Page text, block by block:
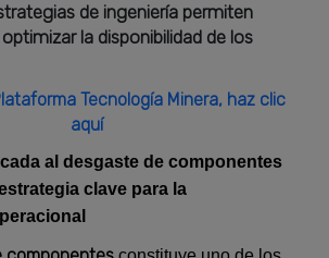
de ingeniería permiten
la disponibilidad de los
Tecnología Minera, haz clic
aquí
al desgaste de componentes
clave para la